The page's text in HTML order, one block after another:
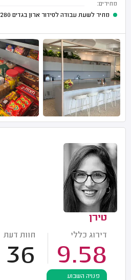
מחירים:
מחיר לשעת עבודה לסידור ארון בגדים 280 - 280
טירן
דירוג כללי
9.58
חוות דעת
36
פנויה השבוע